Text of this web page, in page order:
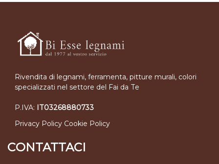
Rivendita di legnami, ferramenta, pitture murali, colori
specializzati nel settore del Fai da Te
P.IVA: IT03268880733
Privacy Policy Cookie Policy
CONTATTACI